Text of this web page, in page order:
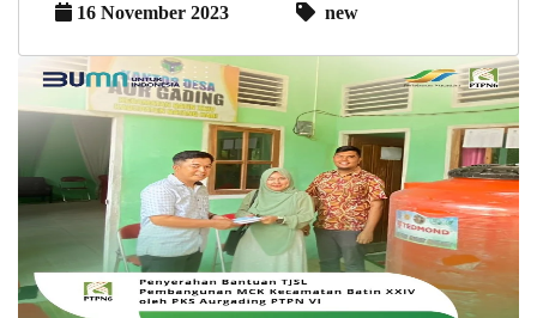
16 November 2023 new